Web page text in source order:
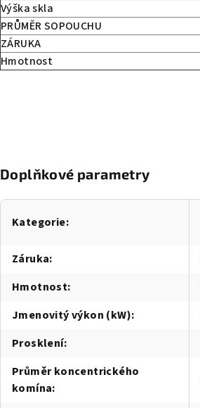
Výška skla
PRŮMĚR SOPOUCHU
ZÁRUKA
Hmotnost
Doplňkové parametry
Kategorie:
Záruka:
Hmotnost:
Jmenovitý výkon (kW):
Prosklení:
Průměr koncentrického
komína: